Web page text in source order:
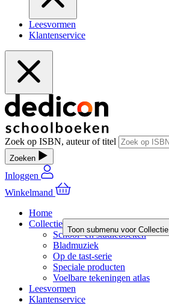
Leesvormen
Klantenservice
Zoek op ISBN, auteur of titel
Zoeken
Inloggen
Winkelmand
Home
Collectie
Toon submenu voor Collectie
School- en studieboeken
Bladmuziek
Op de tast-serie
Speciale producten
Voelbare tekeningen atlas
Leesvormen
Klantenservice